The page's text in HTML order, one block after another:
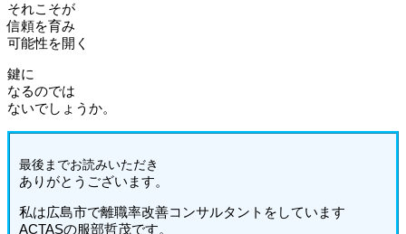
それこそが
信頼を育み
可能性を開く
鍵に
なるのでは
ないでしょうか。
最後までお読みいただき
ありがとうございます。
私は広島市で離職率改善コンサルタントをしています
ACTASの服部哲茂です。